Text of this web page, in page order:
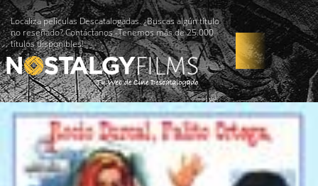
Localiza películas Descatalogadas. ¿Buscas algún título
no reseñado? Contáctanos -Tenemos más de 25.000
títulos disponibles!